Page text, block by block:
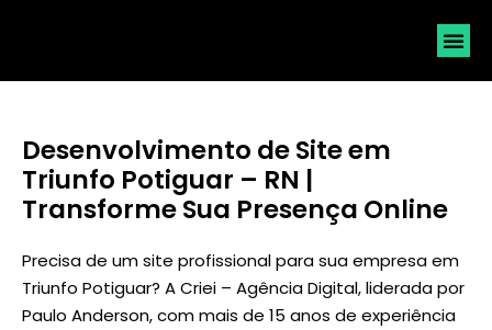
Desenvolvimento de Site em
Triunfo Potiguar – RN |
Transforme Sua Presença Online
Precisa de um site profissional para sua empresa em
Triunfo Potiguar? A Criei – Agência Digital, liderada por
Paulo Anderson, com mais de 15 anos de experiência